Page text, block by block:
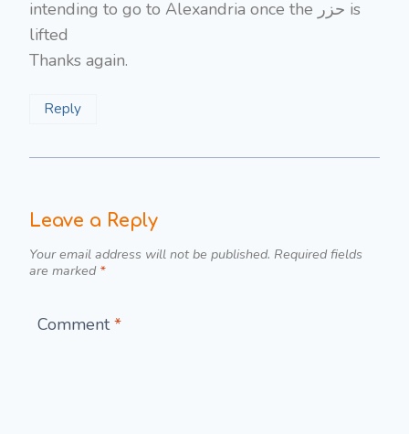
intending to go to Alexandria once the حزر is
lifted
Thanks again.
Reply
Leave a Reply
Your email address will not be published. Required fields
are marked *
Comment*